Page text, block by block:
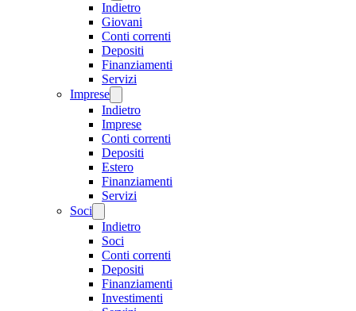
Indietro
Giovani
Conti correnti
Depositi
Finanziamenti
Servizi
Imprese
Indietro
Imprese
Conti correnti
Depositi
Estero
Finanziamenti
Servizi
Soci
Indietro
Soci
Conti correnti
Depositi
Finanziamenti
Investimenti